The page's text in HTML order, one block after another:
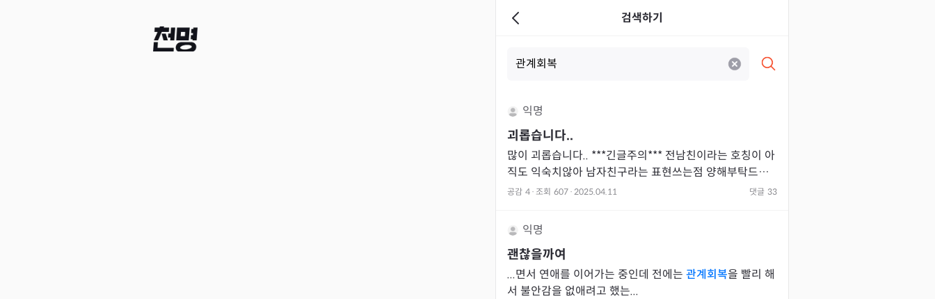
검색하기
익명
괴롭습니다..
많이 괴롭습니다.. ***긴글주의*** 전남친이라는 호칭이 아
직도 익숙치않아 남자친구라는 표현쓰는점 양해부탁드립
니다. 저는 30대후반 남자친구는 2살연하입니다. 예전에
공감 4 · 조회 607 · 2025.04.11 댓글 33
익명
괜찮을까여
...면서 연애를 이어가는 중인데 전에는 관계회복을 빨리 해
서 불안감을 없애려고 했는...